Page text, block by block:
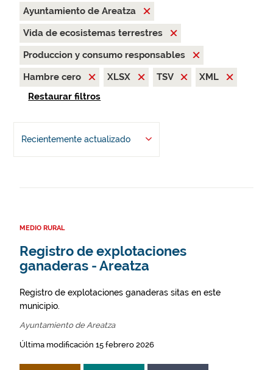
Ayuntamiento de Areatza
Vida de ecosistemas terrestres
Produccion y consumo responsables
Hambre cero
XLSX TSV
XML
Restaurar filtros
Recientemente actualizado
MEDIO RURAL
Registro de explotaciones
ganaderas - Areatza
Registro de explotaciones ganaderas sitas en este
municipio.
Ayuntamiento de Areatza
Última modificación 15 febrero 2026